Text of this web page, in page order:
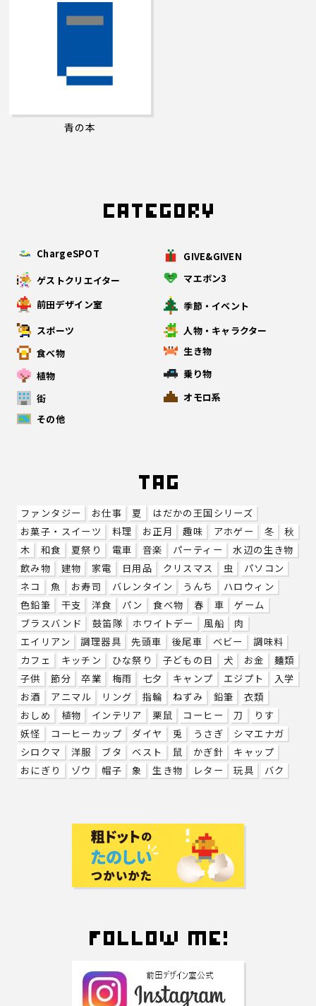
ChargeSPOT
GIVE&GIVEN
ゲストクリエイター
マエボン3
前田デザイン室
季節・イベント
スポーツ
人物・キャラクター
食べ物
生き物
植物
乗り物
街
オモロ系
その他
ファンタジー お仕事 夏
はだかの王国シリーズ
お菓子・スイーツ
料理 お正月 趣味 アホゲー 冬
秋
木
和食 夏祭り 電車 音楽 パーティー
水辺の生き物
飲み物
建物 家電 日用品 クリスマス 虫
パソコン
ネコ
魚 お寿司 バレンタイン うんち
ハロウィン
色鉛筆
干支 洋食 パン 食べ物 春 車
ゲーム
ブラスバンド
鼓笛隊 ホワイトデー 風船
肉
エイリアン
調理器具 先頭車 後尾車 ベビー
調味料
カフェ
キッチン ひな祭り 子どもの日 犬 お金
麺類
子供
節分 卒業 梅雨 七夕 キャンプ エジプト
入学
お酒
アニマル リング 指輪 ねずみ 鉛筆
衣類
おしめ
植物 インテリア 栗鼠 コーヒー 刀
りす
妖怪
コーヒーカップ ダイヤ 兎 うさぎ
シマエナガ
シロクマ
洋服 ブタ ベスト 鼠 かぎ針
キャップ
おにぎり
ゾウ 帽子 象 生き物 レター 玩具 バク
青の本